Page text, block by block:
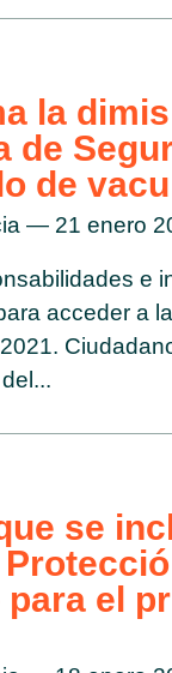
la
de
de
— 21 enero
e
acceder a
se
el